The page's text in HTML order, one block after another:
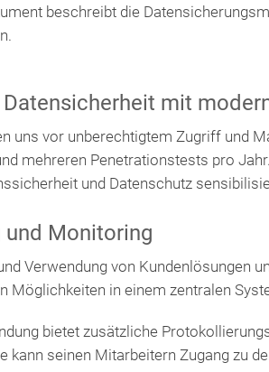
beschreibt die
Datensicherheit mit
uns vor unberechtigtem Zugriff und
mehreren Penetrationstests pro
und Datenschutz
und Monitoring
Verwendung von Kundenlösungen
Möglichkeiten in einem zentralen
bietet zusätzliche
kann seinen Mitarbeitern Zugang zu